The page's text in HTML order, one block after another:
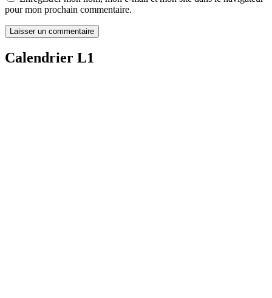
pour mon prochain commentaire.
Calendrier L1